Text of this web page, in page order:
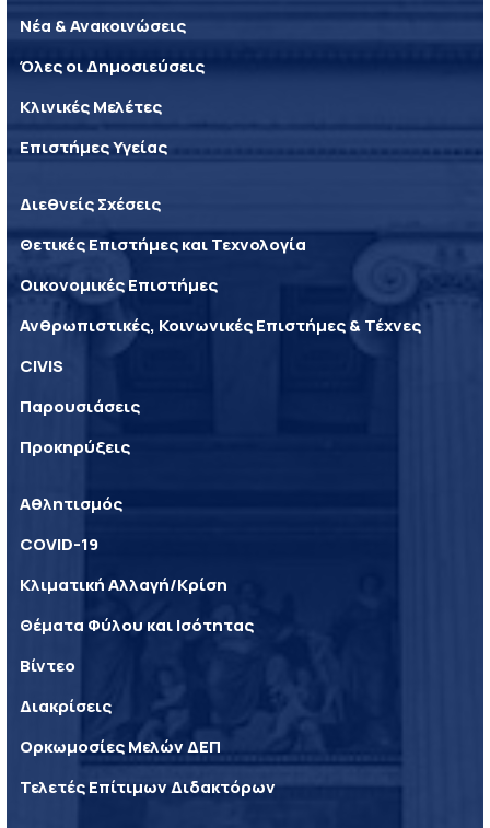
Νέα & Ανακοινώσεις
Όλες οι Δημοσιεύσεις
Κλινικές Μελέτες
Επιστήμες Υγείας
Διεθνείς Σχέσεις
Θετικές Επιστήμες και Τεχνολογία
Οικονομικές Επιστήμες
Ανθρωπιστικές, Κοινωνικές Επιστήμες & Τέχνες
CIVIS
Παρουσιάσεις
Προκηρύξεις
Αθλητισμός
COVID-19
Κλιματική Αλλαγή/Κρίση
Θέματα Φύλου και Ισότητας
Βίντεο
Διακρίσεις
Ορκωμοσίες Μελών ΔΕΠ
Τελετές Επίτιμων Διδακτόρων